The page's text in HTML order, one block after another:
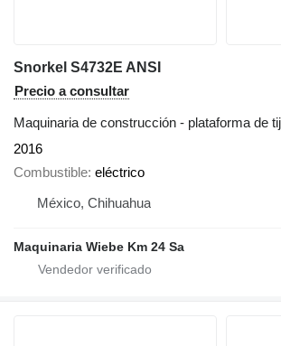
Snorkel S4732E ANSI
Precio a consultar
Maquinaria de construcción - plataforma de
2016
Combustible eléctrico
México, Chihuahua
Maquinaria Wiebe Km 24 Sa